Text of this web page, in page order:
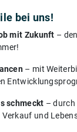
bei uns!
mit Zukunft –
– mit
schmeckt – durch
Verkauf und